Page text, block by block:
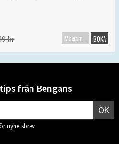
kr Maxisingel BOKA
från Bengans
OK
nyhetsbrev